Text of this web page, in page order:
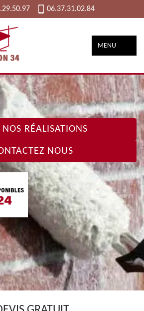
06.37.31.02.84
MENU
RÉALISATIONS
NOUS